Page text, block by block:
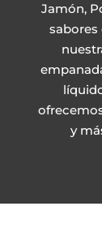
Jamón,
sabores
y